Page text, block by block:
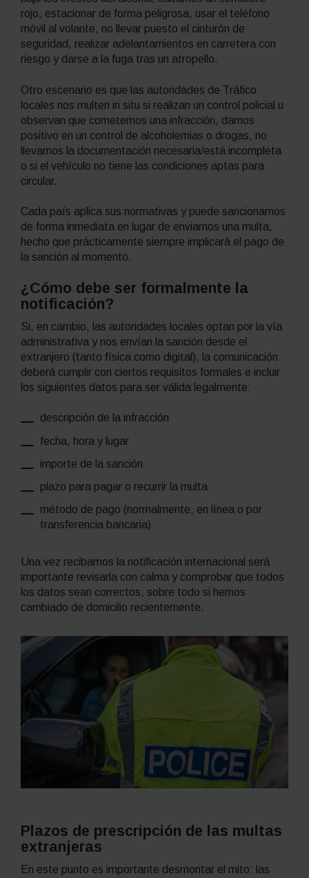
rojo, estacionar de forma peligrosa, usar el teléfono
móvil al volante, no llevar puesto el cinturón de
seguridad, realizar adelantamientos en carretera con
riesgo y darse a la fuga tras un atropello.
Otro escenario es que las autoridades de Tráfico
locales nos multen in situ si realizan un control policial u
observan que cometemos una infracción, damos
positivo en un control de alcoholemias o drogas, no
llevamos la documentación necesaria/está incompleta
o si el vehículo no tiene las condiciones aptas para
circular.
Cada país aplica sus normativas y puede sancionarnos
de forma inmediata en lugar de enviarnos una multa,
hecho que prácticamente siempre implicará el pago de
la sanción al momento.
¿Cómo debe ser formalmente la
notificación?
Si, en cambio, las autoridades locales optan por la vía
administrativa y nos envían la sanción desde el
extranjero (tanto física como digital), la comunicación
deberá cumplir con ciertos requisitos formales e incluir
los siguientes datos para ser válida legalmente:
descripción de la infracción
fecha, hora y lugar
importe de la sanción
plazo para pagar o recurrir la multa
método de pago (normalmente, en línea o por
transferencia bancaria)
Una vez recibamos la notificación internacional será
importante revisarla con calma y comprobar que todos
los datos sean correctos, sobre todo si hemos
cambiado de domicilio recientemente.
Plazos de prescripción de las multas
extranjeras
En este punto es importante desmontar el mito: las